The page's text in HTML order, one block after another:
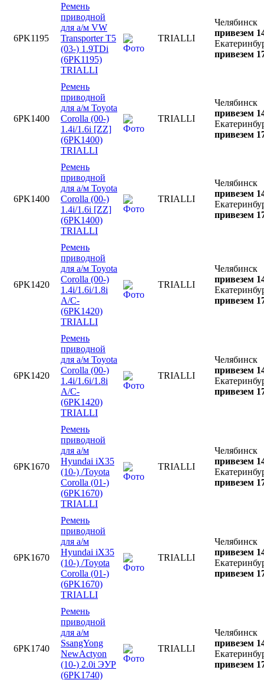
6PK1195
Ремень
приводной
для а/м VW
Transporter T5
(03-) 1.9TDi
(6PK1195)
TRIALLI
TRIALLI
Челябинск
привезем
привезем
6PK1400
Ремень
приводной
для а/м Toyota
Corolla (00-)
1.4i/1.6i [ZZ]
(6PK1400)
TRIALLI
TRIALLI
Челябинск
привезем
привезем
6PK1400
Ремень
приводной
для а/м Toyota
Corolla (00-)
1.4i/1.6i [ZZ]
(6PK1400)
TRIALLI
TRIALLI
Челябинск
привезем
привезем
6PK1420
Ремень
приводной
для а/м Toyota
Corolla (00-)
1.4i/1.6i/1.8i
A/C-
(6PK1420)
TRIALLI
TRIALLI
Челябинск
привезем
привезем
6PK1420
Ремень
приводной
для а/м Toyota
Corolla (00-)
1.4i/1.6i/1.8i
A/C-
(6PK1420)
TRIALLI
TRIALLI
Челябинск
привезем
привезем
6PK1670
Ремень
приводной
для а/м
Hyundai iX35
(10-) /Toyota
Corolla (01-)
(6PK1670)
TRIALLI
TRIALLI
Челябинск
привезем
привезем
6PK1670
Ремень
приводной
для а/м
Hyundai iX35
(10-) /Toyota
Corolla (01-)
(6PK1670)
TRIALLI
TRIALLI
Челябинск
привезем
привезем
6PK1740
Ремень
приводной
для а/м
SsangYong
NewActyon
(10-) 2.0i ЭУР
(6PK1740)
TRIALLI
Челябинск
привезем
привезем